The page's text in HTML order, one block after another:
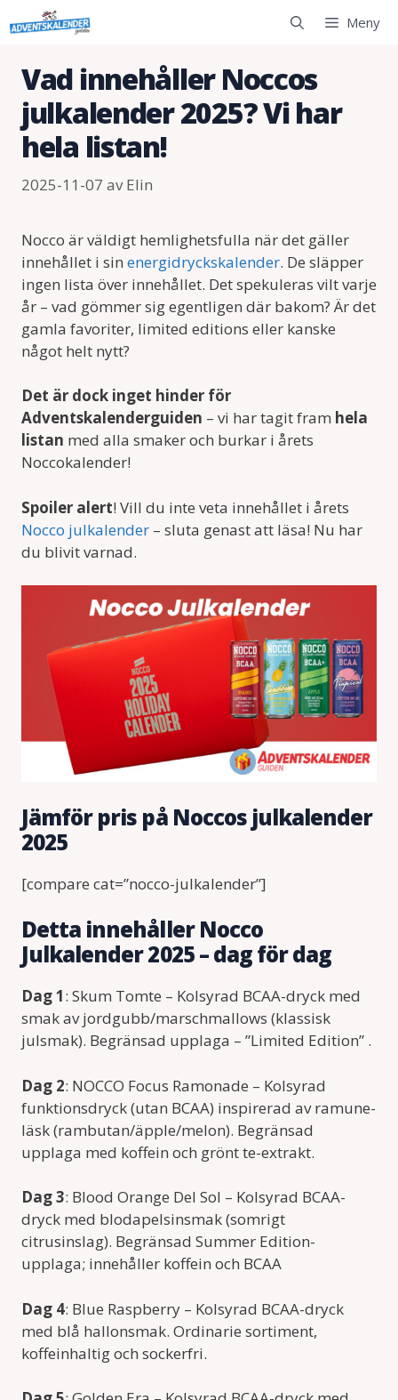
Hoppa
till
Meny
Vad innehåller Noccos
julkalender 2025? Vi har
hela listan!
2025-11-07 avElin
Nocco är väldigt hemlighetsfulla när det gäller
innehållet i sin energidryckskalender. De släpper
ingen lista över innehållet. Det spekuleras vilt varje
år – vad gömmer sig egentligen där bakom? Är det
gamla favoriter, limited editions eller kanske
något helt nytt?
Det är dock inget hinder för
Adventskalenderguiden – vi har tagit fram hela
listan med alla smaker och burkar i årets
Noccokalender!
Spoiler alert! Vill du inte veta innehållet i årets
Nocco julkalender – sluta genast att läsa! Nu har
du blivit varnad.
Jämför pris på Noccos julkalender
2025
[compare cat=”nocco-julkalender”]
Detta innehåller Nocco
Julkalender 2025 – dag för dag
Dag 1: Skum Tomte – Kolsyrad BCAA-dryck med
smak av jordgubb/marschmallows (klassisk
julsmak). Begränsad upplaga – ”Limited Edition” .
Dag 2: NOCCO Focus Ramonade – Kolsyrad
funktionsdryck (utan BCAA) inspirerad av ramune-
läsk (rambutan/äpple/melon). Begränsad
upplaga med koffein och grönt te-extrakt.
Dag 3: Blood Orange Del Sol – Kolsyrad BCAA-
dryck med blodapelsinsmak (somrigt
citrusinslag). Begränsad Summer Edition-
upplaga; innehåller koffein och BCAA
Dag 4: Blue Raspberry – Kolsyrad BCAA-dryck
med blå hallonsmak. Ordinarie sortiment,
koffeinhaltig och sockerfri.